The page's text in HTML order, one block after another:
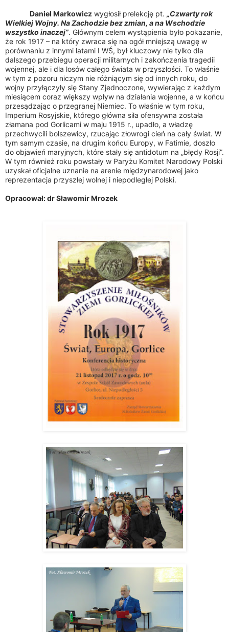
Daniel Markowicz wygłosił prelekcję pt. „Czwarty rok
Wielkiej Wojny. Na Zachodzie bez zmian, a na Wschodzie
wszystko inaczej”. Głównym celem wystąpienia było pokazanie,
że rok 1917 – na który zwraca się na ogół mniejszą uwagę w
porównaniu z innymi latami I WŚ, był kluczowy nie tylko dla
dalszego przebiegu operacji militarnych i zakończenia tragedii
wojennej, ale i dla losów całego świata w przyszłości. To właśnie
w tym z pozoru niczym nie różniącym się od innych roku, do
wojny przyłączyły się Stany Zjednoczone, wywierając z każdym
miesiącem coraz większy wpływ na działania wojenne, a w końcu
przesądzając o przegranej Niemiec. To właśnie w tym roku,
Imperium Rosyjskie, którego główna siła ofensywna została
złamana pod Gorlicami w maju 1915 r., upadło, a władzę
przechwycili bolszewicy, rzucając złowrogi cień na cały świat. W
tym samym czasie, na drugim końcu Europy, w Fatimie, doszło
do objawień maryjnych, które stały się antidotum na „błędy Rosji”.
W tym również roku powstały w Paryżu Komitet Narodowy Polski
uzyskał oficjalne uznanie na arenie międzynarodowej jako
reprezentacja przyszłej wolnej i niepodległej Polski.
Opracował: dr Sławomir Mrozek